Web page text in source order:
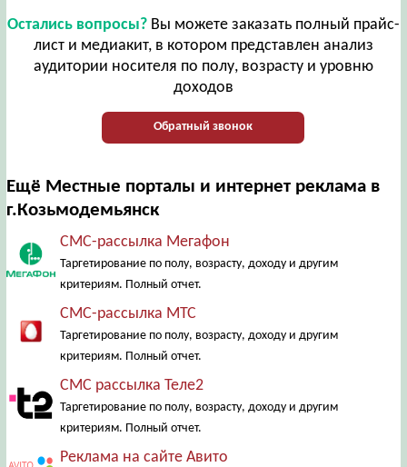
Остались вопросы?Вы можете заказать полный прайс-
лист и медиакит, в котором представлен анализ
аудитории носителя по полу, возрасту и уровню
доходов
Обратный звонок
Ещё Местные порталы и интернет реклама в
г.Козьмодемьянск
СМС-рассылка Мегафон
Таргетирование по полу, возрасту, доходу и другим
критериям. Полный отчет.
СМС-рассылка МТС
Таргетирование по полу, возрасту, доходу и другим
критериям. Полный отчет.
СМС рассылка Теле2
Таргетирование по полу, возрасту, доходу и другим
критериям. Полный отчет.
Реклама на сайте Авито